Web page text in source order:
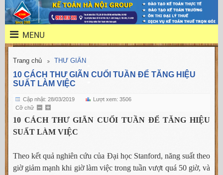
MENU
Trang chủ THƯ GIÃN
10 CÁCH THƯ GIÃN CUỐI TUẦN ĐỂ TĂNG HIỆU
SUẤT LÀM VIỆC
Cập nhật: 28/03/2019
Lượt xem: 3506
Cỡ chữ
10 CÁCH THƯ GIÃN CUỐI TUẦN ĐỂ TĂNG HIỆU
SUẤT LÀM VIỆC
Theo kết quả nghiên cứu của Đại học Stanford, năng suất theo
giờ giảm mạnh khi giờ làm việc trong tuần vượt quá 50 giờ, và